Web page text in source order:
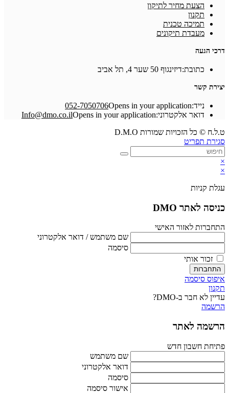
הצעת מחיר לתיקון
תקנון
תמיכה טכנית
מעבדת תיקונים
דרכי הגעה
כתובת:דיזינגוף 50 שער 4, תל אביב
יצירת קשר
נייד: 052-7050706Opens in your application
דואר אלקטרוני:
Info@dmo.co.ilOpens in your application
ט.ל.ח © כל הזכויות שמורות D.M.O
סגירת תפריט
×
×
עגלת קניות
כניסה לאתר DMO
התחברות לאזור האישי
שם משתמש / דואר אלקטרוני
סיסמה
זכור אותי
התחברות
איפוס סיסמה
תקנון
עדיין לא חבר ב-DMO?
הרשמה
הרשמה לאתר
פתיחת חשבון חדש
שם משתמש
דואר אלקטרוני
סיסמה
אישור סיסמה